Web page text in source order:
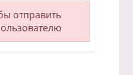
отправить